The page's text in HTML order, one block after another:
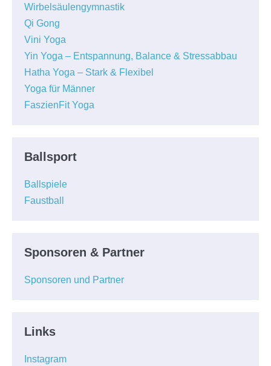
Wirbelsäulengymnastik
Qi Gong
Vini Yoga
Yin Yoga – Entspannung, Balance & Stressabbau
Hatha Yoga – Stark & Flexibel
Yoga für Männer
FaszienFit Yoga
Ballsport
Ballspiele
Faustball
Sponsoren & Partner
Sponsoren und Partner
Links
Instagram